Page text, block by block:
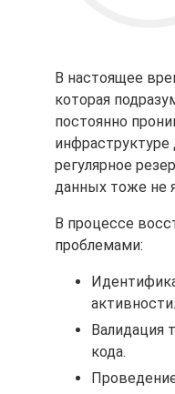
В настоящее
которая
постоянно
регулярное
данных тоже не
В процессе
проблемами:
активности.
Валидация
кода.